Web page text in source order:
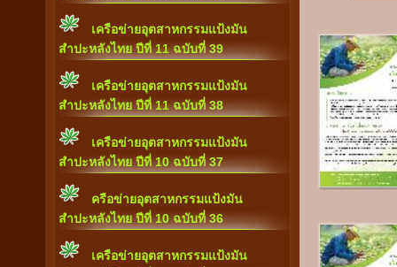
เครือข่ายอุตสาหกรรมแป้งมัน
สำปะหลังไทย ปีที่ 11 ฉบับที่ 39
เครือข่ายอุตสาหกรรมแป้งมัน
สำปะหลังไทย ปีที่ 11 ฉบับที่ 38
เครือข่ายอุตสาหกรรมแป้งมัน
สำปะหลังไทย ปีที่ 10 ฉบับที่ 37
ครือข่ายอุตสาหกรรมแป้งมัน
สำปะหลังไทย ปีที่ 10 ฉบับที่ 36
เครือข่ายอุตสาหกรรมแป้งมัน